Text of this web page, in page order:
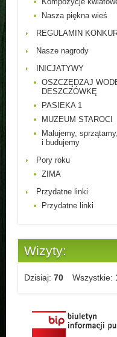
Nasza piękna wieś
REGULAMIN
Nasze nagrody
INICJATYWY
OSZCZĘDZAJ
DESZCZÓWKĘ
PASIEKA 1
MUZEUM STAROCI
Malujemy,
i budujemy
Pory roku
ZIMA
Przydatne linki
Przydatne linki
Wizyty:
Dzisiaj: 70 Wszystkie: